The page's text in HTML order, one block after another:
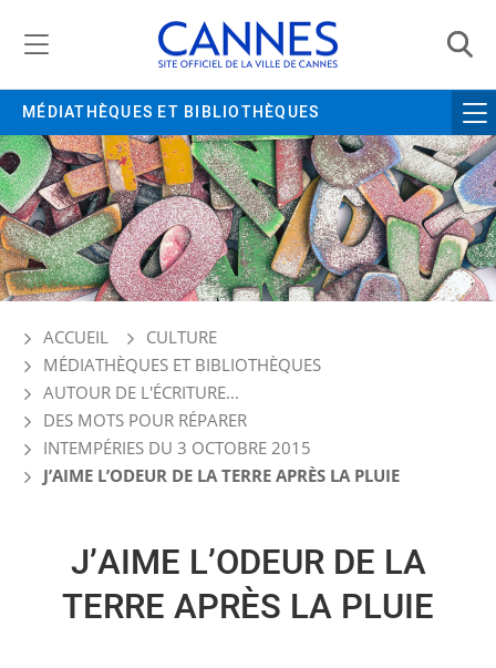
MÉDIATHÈQUES ET BIBLIOTHÈQUES
ACCUEIL
CULTURE
MÉDIATHÈQUES ET BIBLIOTHÈQUES
AUTOUR DE L'ÉCRITURE...
DES MOTS POUR RÉPARER
INTEMPÉRIES DU 3 OCTOBRE 2015
J’AIME L’ODEUR DE LA TERRE APRÈS LA PLUIE
J’AIME L’ODEUR DE LA
TERRE APRÈS LA PLUIE